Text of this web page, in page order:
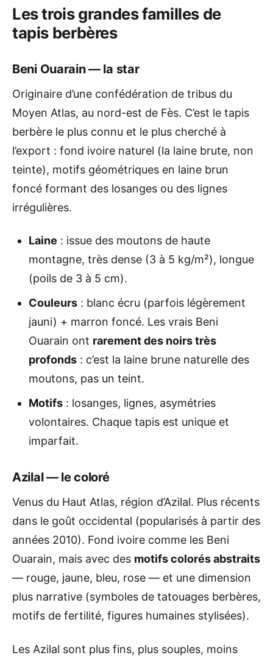
Les trois grandes familles de
tapis berbères
Beni Ouarain — la star
Originaire d’une confédération de tribus du
Moyen Atlas, au nord-est de Fès. C’est le tapis
berbère le plus connu et le plus cherché à
l’export : fond ivoire naturel (la laine brute, non
teinte), motifs géométriques en laine brun
foncé formant des losanges ou des lignes
irrégulières.
Laine : issue des moutons de haute
montagne, très dense (3 à 5 kg/m²), longue
(poils de 3 à 5 cm).
Couleurs : blanc écru (parfois légèrement
jauni) + marron foncé. Les vrais Beni
Ouarain ont rarement des noirs très
profonds : c’est la laine brune naturelle des
moutons, pas un teint.
Motifs : losanges, lignes, asymétries
volontaires. Chaque tapis est unique et
imparfait.
Azilal — le coloré
Venus du Haut Atlas, région d’Azilal. Plus récents
dans le goût occidental (popularisés à partir des
années 2010). Fond ivoire comme les Beni
Ouarain, mais avec des motifs colorés abstraits
— rouge, jaune, bleu, rose — et une dimension
plus narrative (symboles de tatouages berbères,
motifs de fertilité, figures humaines stylisées).
Les Azilal sont plus fins, plus souples, moins